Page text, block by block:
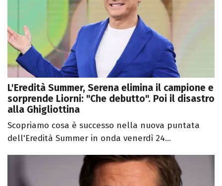
L'Eredità Summer, Serena elimina il campione e
sorprende Liorni: "Che debutto". Poi il disastro
alla Ghigliottina
Scopriamo cosa è successo nella nuova puntata
dell'Eredità Summer in onda venerdì 24...